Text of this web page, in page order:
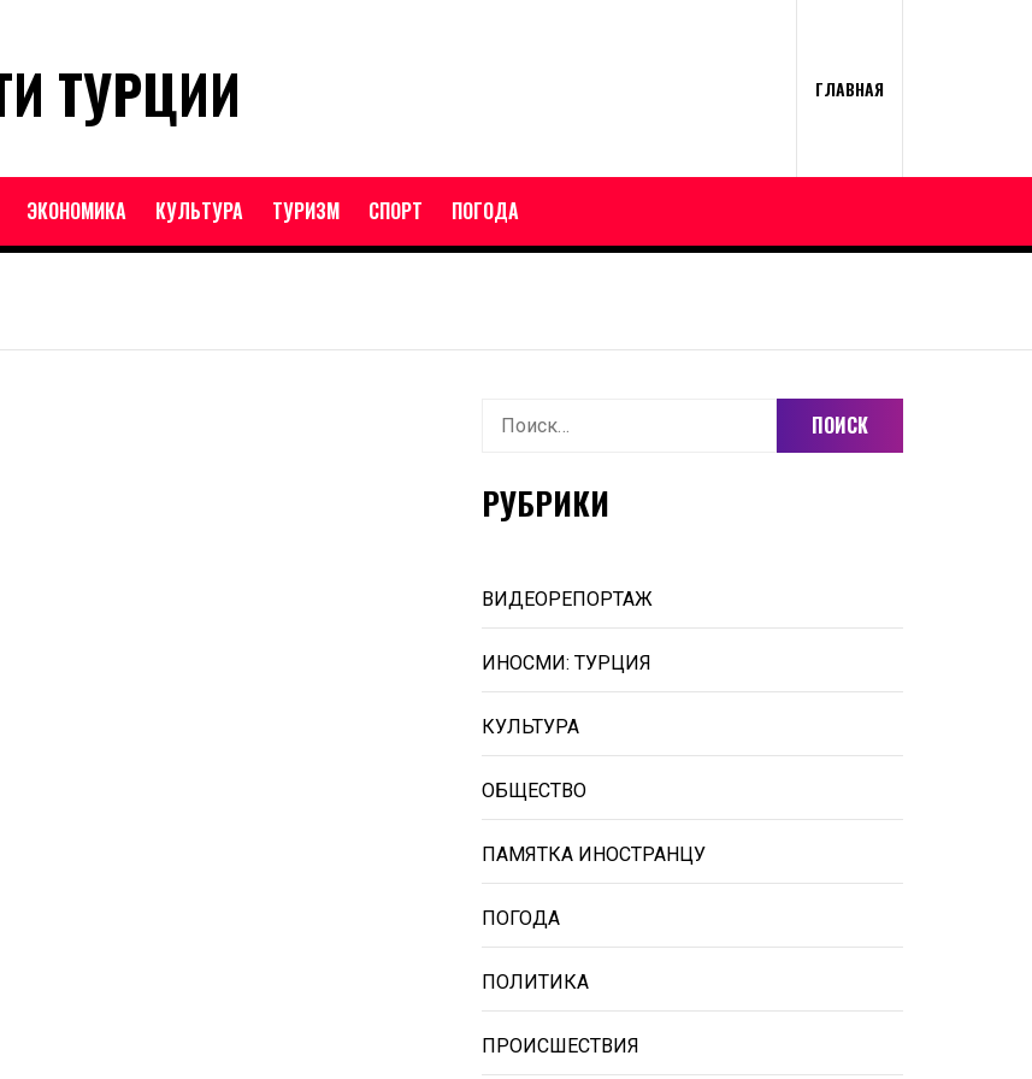
ТУРЦИИ ГЛАВНАЯ
ЭКОНОМИКА КУЛЬТУРА ТУРИЗМ СПОРТ ПОГОДА
Найти:
РУБРИКИ
ВИДЕОРЕПОРТАЖ
ИНОСМИ: ТУРЦИЯ
КУЛЬТУРА
ОБЩЕСТВО
ПАМЯТКА ИНОСТРАНЦУ
ПОГОДА
ПОЛИТИКА
ПРОИСШЕСТВИЯ